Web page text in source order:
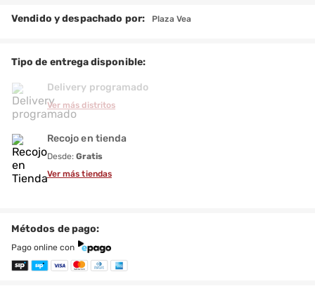
Vendido y despachado por: Plaza Vea
Tipo de entrega disponible:
Delivery programado
Ver más distritos
Recojo en tienda
Desde:Gratis
Ver más tiendas
Métodos de pago:
Pago online con